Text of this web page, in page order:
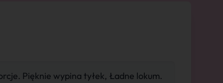
Pięknie wypina tyłek, Ładne lokum.